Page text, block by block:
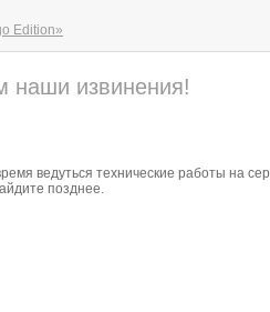
наши извинения!
ведуться технические работы на
позднее.